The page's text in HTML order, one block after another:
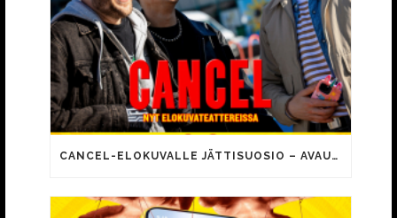
CANCEL-ELOKUVALLE JÄTTISUOSIO – AVAUSPÄIVÄNÄ JO 15 492 KATSOJAA!